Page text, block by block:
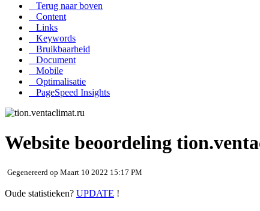
Terug naar boven
Content
Links
Keywords
Bruikbaarheid
Document
Mobile
Optimalisatie
PageSpeed Insights
Website beoordeling
Gegenereerd op Maart 10 2022 15:17 PM
Oude statistieken? UPDATE !